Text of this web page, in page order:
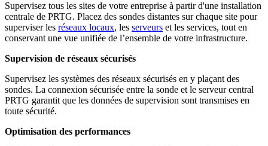
Supervisez tous les sites de votre entreprise à partir d'une installation
centrale de PRTG. Placez des sondes distantes sur chaque site pour
superviser les réseaux locaux, les serveurs et les services, tout en
conservant une vue unifiée de l’ensemble de votre infrastructure.
Supervision de réseaux sécurisés
Supervisez les systèmes des réseaux sécurisés en y plaçant des
sondes. La connexion sécurisée entre la sonde et le serveur central
PRTG garantit que les données de supervision sont transmises en
toute sécurité.
Optimisation des performances